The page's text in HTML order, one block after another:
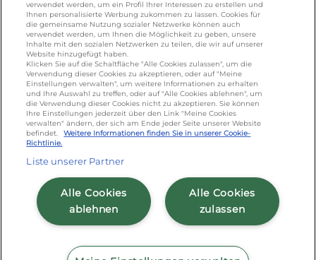
Omira Bodenseemilch GmbH - Tel: +49
(0)751 887 366 /omira.de
Cookie Richtlinie/Sitemap/Datenschutz
verwendet werden, um ein Profil Ihrer Interessen zu erstellen und
Ihnen personalisierte Werbung zukommen zu lassen. Cookies für
die gemeinsame Nutzung sozialer Netzwerke können auch
verwendet werden, um Ihnen die Möglichkeit zu geben, unsere
Inhalte mit den sozialen Netzwerken zu teilen, die wir auf unserer
Website hinzugefügt haben.
Klicken Sie auf die Schaltfläche "Alle Cookies zulassen", um die
Verwendung dieser Cookies zu akzeptieren, oder auf "Meine
Einstellungen verwalten", um weitere Informationen zu erhalten
und Ihre Auswahl zu treffen, oder auf "Alle Cookies ablehnen", um
die Verwendung dieser Cookies nicht zu akzeptieren. Sie können
Ihre Einstellungen jederzeit über den Link "Meine Cookies
verwalten" ändern, der sich am Ende jeder Seite unserer Website
befindet.
Weitere Informationen finden Sie in unserer Cookie-
Richtlinie.
Liste unserer Partner
Alle Cookies
zulassen
Alle Cookies
ablehnen